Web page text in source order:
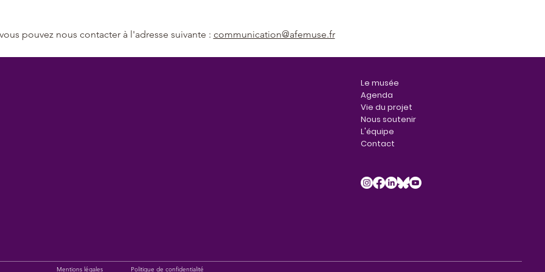
pouvez nous contacter à l'adresse suivante : communication@afemuse.fr
Le musée
Agenda
Vie du projet
Nous soutenir
L'équipe
Contact
Politique de confidentialité
Mentions légales